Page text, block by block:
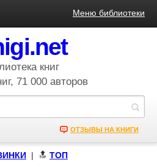
Меню библиотеки
книг
71 000 авторов
ОТЗЫВЫ НА КНИГИ
| 🔝 ТОП